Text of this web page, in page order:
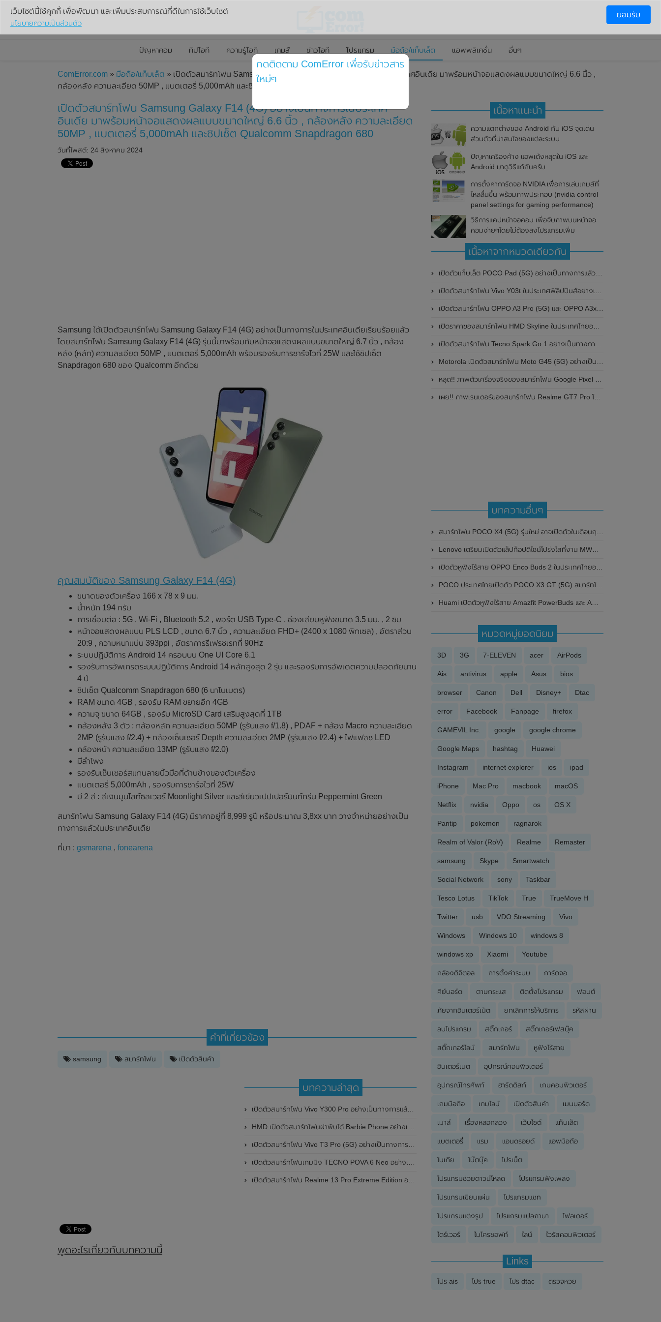
ปัญหาคอม ทิปไอที ความรู้ไอที เกมส์ ข่าวไอที โปรแกรม มือถือ/แท็บเล็ต แอพพลิเคชั่น อื่นๆ
ComError.com » มือถือ/แท็บเล็ต » เปิดตัวสมาร์ทโฟน Samsung Galaxy F14 (4G) อย่างเป็นทางการในประเทศอินเดีย มาพร้อมหน้าจอแสดงผลแบบขนาดใหญ่ 6.6 นิ้ว ,
กล้องหลัง ความละเอียด 50MP , แบตเตอรี่ 5,000mAh และชิปเซ็ต Qualcomm Snapdragon 680
เปิดตัวสมาร์ทโฟน Samsung Galaxy F14 (4G) อย่างเป็นทางการในประเทศ
อินเดีย มาพร้อมหน้าจอแสดงผลแบบขนาดใหญ่ 6.6 นิ้ว , กล้องหลัง ความละเอียด
50MP , แบตเตอรี่ 5,000mAh และชิปเซ็ต Qualcomm Snapdragon 680
วันที่โพสต์: 24 สิงหาคม 2024
Samsung ได้เปิดตัวสมาร์ทโฟน Samsung Galaxy F14 (4G) อย่างเป็นทางการในประเทศอินเดียเรียบร้อยแล้ว
โดยสมาร์ทโฟน Samsung Galaxy F14 (4G) รุ่นนี้มาพร้อมกับหน้าจอแสดงผลแบบขนาดใหญ่ 6.7 นิ้ว , กล้อง
หลัง (หลัก) ความละเอียด 50MP , แบตเตอรี่ 5,000mAh พร้อมรองรับการชาร์จไวที่ 25W และใช้ชิปเซ็ต
Snapdragon 680 ของ Qualcomm อีกด้วย
คุณสมบัติของ Samsung Galaxy F14 (4G)
ขนาดของตัวเครื่อง 166 x 78 x 9 มม.
น้ำหนัก 194 กรัม
การเชื่อมต่อ : 5G , Wi-Fi , Bluetooth 5.2 , พอร์ต USB Type-C , ช่องเสียบหูฟังขนาด 3.5 มม. , 2 ซิม
หน้าจอแสดงผลแบบ PLS LCD , ขนาด 6.7 นิ้ว , ความละเอียด FHD+ (2400 x 1080 พิกเซล) , อัตราส่วน
20:9 , ความหนาแน่น 393ppi , อัตราการรีเฟรชเรทที่ 90Hz
ระบบปฏิบัติการ Android 14 ครอบบน One UI Core 6.1
รองรับการอัพเกรดระบบปฏิบัติการ Android 14 หลักสูงสุด 2 รุ่น และรองรับการอัพเดตความปลอดภัยนาน
4 ปี
ชิปเซ็ต Qualcomm Snapdragon 680 (6 นาโนเมตร)
RAM ขนาด 4GB , รองรับ RAM ขยายอีก 4GB
ความจุ ขนาด 64GB , รองรับ MicroSD Card เสริมสูงสุดที่ 1TB
กล้องหลัง 3 ตัว : กล้องหลัก ความละเอียด 50MP (รูรับแสง f/1.8) , PDAF + กล้อง Macro ความละเอียด
2MP (รูรับแสง f/2.4) + กล้องเซ็นเซอร์ Depth ความละเอียด 2MP (รูรับแสง f/2.4) + ไฟแฟลช LED
กล้องหน้า ความละเอียด 13MP (รูรับแสง f/2.0)
มีลำโพง
รองรับเซ็นเซอร์สแกนลายนิ้วมือที่ด้านข้างของตัวเครื่อง
แบตเตอรี่ 5,000mAh , รองรับการชาร์จไวที่ 25W
มี 2 สี : สีเงินมูนไลท์ซิลเวอร์ Moonlight Silver และสีเขียวเปปเปอร์มินท์กรีน Peppermint Green
สมาร์ทโฟน Samsung Galaxy F14 (4G) มีราคาอยู่ที่ 8,999 รูปี หรือประมาณ 3,8xx บาท วางจำหน่ายอย่างเป็น
ทางการแล้วในประเทศอินเดีย
ที่มา : gsmarena , fonearena
คำที่เกี่ยวข้อง
samsung สมาร์ทโฟน เปิดตัวสินค้า
บทความล่าสุด
เปิดตัวสมาร์ทโฟน Vivo Y300 Pro อย่างเป็นทางการแล้วในประเทศจีน มาพร้อมดีไซน์พรีเมี่ยม ทนทาน และแบตเตอรี่สุดอึดขนาดใหญ่ 6,500mAh พร้อมรองรับการชาร์จไว 80W
HMD เปิดตัวสมาร์ทโฟนฝาพับได้ Barbie Phone อย่างเป็นทางการแล้ว มาพร้อมธีมสีชมพูสดใส
เปิดตัวสมาร์ทโฟน Vivo T3 Pro (5G) อย่างเป็นทางการแล้วในประเทศอินเดีย
เปิดตัวสมาร์ทโฟนเกมมิ่ง TECNO POVA 6 Neo อย่างเป็นทางการแล้วในประเทศไทย ในราคา 8,499 บาท
เปิดตัวสมาร์ทโฟน Realme 13 Pro Extreme Edition อย่างเป็นทางการแล้วในประเทศจีน
พูดอะไรเกี่ยวกับบทความนี้
เนื้อหาแนะนำ
ความแตกต่างของ Android กับ iOS จุดเด่น
ส่วนตัวที่น่าสนใจของแต่ละระบบ
ปัญหาเครื่องค้าง แอพเด้งหลุดใน iOS และ
Android มาดูวิธีแก้กันครับ
การตั้งค่าการ์ดจอ NVIDIA เพื่อการเล่นเกมส์ที่
ไหลลื่นขึ้น พร้อมภาพประกอบ (nvidia control
panel settings for gaming performance)
วิธีการแคปหน้าจอคอม เพื่อจับภาพบนหน้าจอ
คอมง่ายๆโดยไม่ต้องลงโปรแกรมเพิ่ม
เนื้อหาจากหมวดเดียวกัน
เปิดตัวแท็บเล็ต POCO Pad (5G) อย่างเป็นทางการแล้วในประเทศอินเดีย มาพร้อมชิปเซ็ต Snapdragon 7s Gen 2 ของ Qualcomm และรองรับเครือข่าย 5G
เปิดตัวสมาร์ทโฟน Vivo Y03t ในประเทศฟิลิปปินส์อย่างเป็นทางการแล้ว มาพร้อมชิปเซ็ต Unisoc T612 , กล้องหลัง ความละเอียด 13MP , แบตเตอรี่ 5,000mAh และหน้าจอแสดงผล LCD / 90Hz
เปิดตัวสมาร์ทโฟน OPPO A3 Pro (5G) และ OPPO A3x ในประเทศไทยอย่างเป็นทางการแล้ว ในราคาเริ่มต้นเพียง 3,999 บาท
เปิดราคาของสมาร์ทโฟน HMD Skyline ในประเทศไทยอย่างเป็นทางการแล้ว ราคา 14,990 บาท
เปิดตัวสมาร์ทโฟน Tecno Spark Go 1 อย่างเป็นทางการแล้ว มาพร้อมหน้าจอแสดงผล LCD / 120Hz , แบตเตอรี่ 5,000mAh และใช้ชิปเซ็ต Unisoc
Motorola เปิดตัวสมาร์ทโฟน Moto G45 (5G) อย่างเป็นทางการแล้วในอินเดีย
หลุด!! ภาพตัวเครื่องจริงของสมาร์ทโฟน Google Pixel 9a โชว์ดีไซน์ใหม่ กล้องหลังแบนราบ ไม่มีกรอบของกล้องแล้ว
เผย!! ภาพเรนเดอร์ของสมาร์ทโฟน Realme GT7 Pro โชว์ให้เห็นดีไซน์ใหม่ พร้อมเผยรายละเอียดสเปกที่สำคัญบางส่วน
บทความอื่นๆ
สมาร์ทโฟน POCO X4 (5G) รุ่นใหม่ อาจเปิดตัวในเดือนกุมภาพันธ์ 2022 นี้
Lenovo เตรียมเปิดตัวแล็ปท็อปดีไซน์โปร่งใสที่งาน MWC 2024 ในวันที่ 26-29 กุมภาพันธ์ 2024 นี้
เปิดตัวหูฟังไร้สาย OPPO Enco Buds 2 ในประเทศไทยอย่างเป็นทางการแล้ว มาพร้อมกับดีไซน์ขนาดเล็กกะทัดรัด และเสียงเบสทรงพลัง
POCO ประเทศไทยเปิดตัว POCO X3 GT (5G) สมาร์ทโฟนชิประดับเรือธง ในราคาเพียง 9,999 บาท
Huami เปิดตัวหูฟังไร้สาย Amazfit PowerBuds และ Amazfit ZenBuds TWS
หมวดหมู่ยอดนิยม
3D 3G 7-ELEVEN acer AirPods
Ais antivirus apple Asus bios
browser Canon Dell Disney+ Dtac
error Facebook Fanpage firefox
GAMEVIL Inc. google google chrome
Google Maps hashtag Huawei
Instagram internet explorer ios ipad
iPhone Mac Pro macbook macOS
Netflix nvidia Oppo os OS X
Pantip pokemon ragnarok
Realm of Valor (RoV) Realme Remaster
samsung Skype Smartwatch
Social Network sony Taskbar
Tesco Lotus TikTok True TrueMove H
Twitter usb VDO Streaming Vivo
Windows Windows 10 windows 8
windows xp Xiaomi Youtube
กล้องดิจิตอล การตั้งค่าระบบ การ์ดจอ
คีย์บอร์ด ตามกระแส ติดตั้งโปรแกรม ฟอนต์
ภัยจากอินเตอร์เน็ต ยกเลิกการให้บริการ รหัสผ่าน
ลบโปรแกรม สติ๊กเกอร์ สติ๊กเกอร์เฟสบุ๊ค
สติ๊กเกอร์ไลน์ สมาร์ทโฟน หูฟังไร้สาย
อินเตอร์เนต อุปกรณ์คอมพิวเตอร์
อุปกรณ์โทรศัพท์ ฮาร์ดดิสก์ เกมคอมพิวเตอร์
เกมมือถือ เกมไลน์ เปิดตัวสินค้า เมนบอร์ด
เมาส์ เรื่องหลอกลวง เว็บไซต์ แท็บเล็ต
แบตเตอรี่ แรม แอนดรอยด์ แอพมือถือ
โนเกีย โน๊ตบุ๊ค โปรเน็ต
โปรแกรมช่วยดาวน์โหลด โปรแกรมฟังเพลง
โปรแกรมเขียนแผ่น โปรแกรมแชท
โปรแกรมแต่งรูป โปรแกรมแปลภาษา โฟลเดอร์
ไดร์เวอร์ ไมโครซอฟท์ ไลน์ ไวรัสคอมพิวเตอร์
Links
โปร ais โปร true โปร dtac ตรวจหวย
เว็บไซต์นี้ใช้คุกกี้ เพื่อพัฒนา และเพิ่มประสบการณ์ที่ดีในการใช้เว็บไซต์
นโยบายความเป็นส่วนตัว
ยอมรับ
กดติดตาม ComError เพื่อรับข่าวสาร
ใหม่ๆ